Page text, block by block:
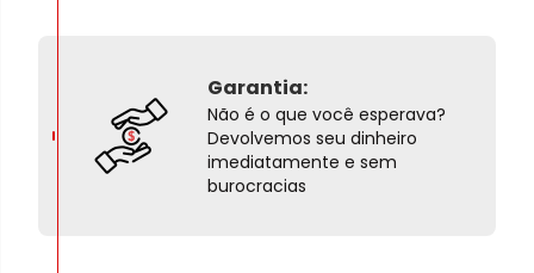
Garantia:
Não é o que você esperava?
Devolvemos seu dinheiro
imediatamente e sem
burocracias